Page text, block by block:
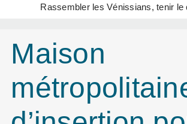
Rassembler les Vénissians, tenir le
Maison